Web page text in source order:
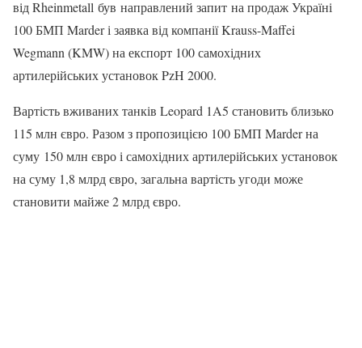
від Rheinmetall був направлений запит на продаж Україні
100 БМП Marder і заявка від компанії Krauss-Maffei
Wegmann (KMW) на експорт 100 самохідних
артилерійських установок PzH 2000.
Вартість вживаних танків Leopard 1A5 становить близько
115 млн євро. Разом з пропозицією 100 БМП Marder на
суму 150 млн євро і самохідних артилерійських установок
на суму 1,8 млрд євро, загальна вартість угоди може
становити майже 2 млрд євро.